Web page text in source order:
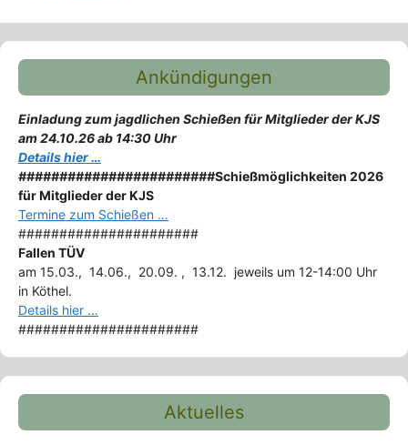
Ankündigungen
Einladung zum jagdlichen Schießen für Mitglieder der KJS
am 24.10.26 ab 14:30 Uhr
Details hier …
########################Schießmöglichkeiten 2026
für Mitglieder der KJS
Termine zum Schießen …
######################
Fallen TÜV
am 15.03., 14.06., 20.09. , 13.12. jeweils um 12-14:00 Uhr
in Köthel.
Details hier …
######################
Aktuelles